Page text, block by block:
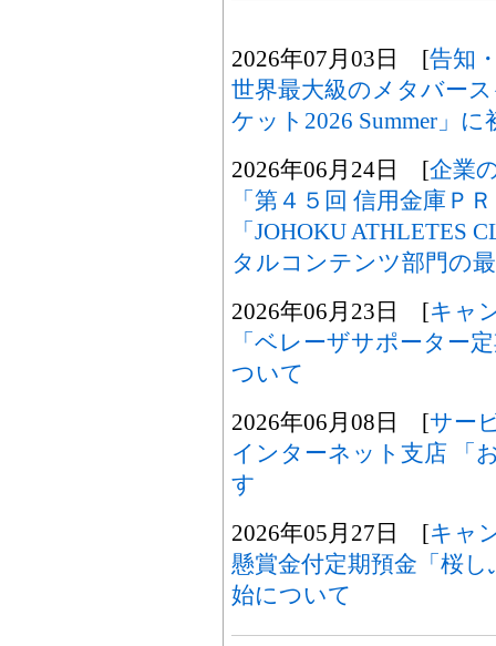
2026年07月03日 [告知
世界最大級のメタバー
ケット2026 Summer」
2026年06月24日 [企業
「第４５回 信用金庫Ｐ
「JOHOKU ATHLETES
タルコンテンツ部門の
2026年06月23日 [キャ
「ベレーザサポーター
ついて
2026年06月08日 [サー
インターネット支店 「
す
2026年05月27日 [キャ
懸賞金付定期預金「桜
始について